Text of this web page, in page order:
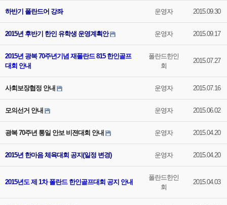
하반기 폴란드어 강좌 운영자 2015.09.30
2015년 후반기 한인 유학생 운영계획안 운영자 2015.09.17
2015년 광복 70주년기념 재폴란드 815 한인골프
대회 안내
폴란드한인
회
2015.07.27
사회보장협정 안내 운영자 2015.07.16
모의선거 안내 운영자 2015.06.02
광복 70주년 통일 안보 비젼대회 안내 운영자 2015.04.20
2015년 한마음 체육대회 공지(일정 변경) 운영자 2015.04.20
2015년도 제 1차 폴란드 한인골프대회 공지 안내
폴란드한인
회
2015.04.03